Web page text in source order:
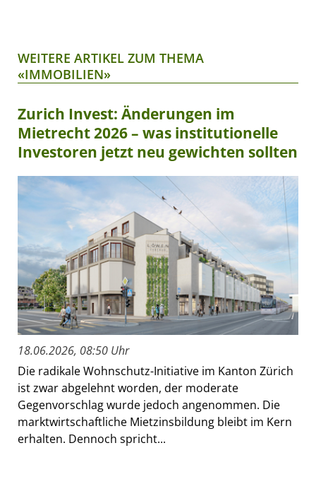
WEITERE ARTIKEL ZUM THEMA
«IMMOBILIEN»
Zurich Invest: Änderungen im
Mietrecht 2026 – was institutionelle
Investoren jetzt neu gewichten sollten
18.06.2026, 08:50 Uhr
Die radikale Wohnschutz-Initiative im Kanton Zürich
ist zwar abgelehnt worden, der moderate
Gegenvorschlag wurde jedoch angenommen. Die
marktwirtschaftliche Mietzinsbildung bleibt im Kern
erhalten. Dennoch spricht...